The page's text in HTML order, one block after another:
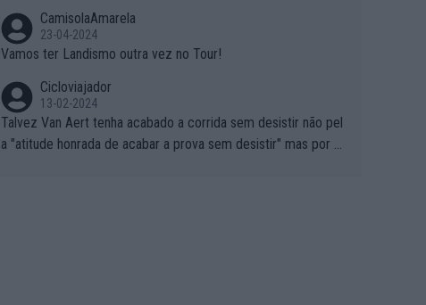
CamisolaAmarela
23-04-2024
Vamos ter Landismo outra vez no Tour!
Cicloviajador
13-02-2024
Talvez Van Aert tenha acabado a corrida sem desistir não pel
a "atitude honrada de acabar a prova sem desistir" mas por ou